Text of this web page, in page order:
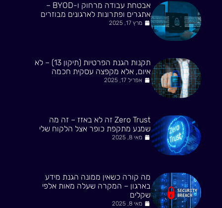
אבטחת עבודה מרחוק ו-BYOD –
אתגרים ופתרונות לארגונים מבוזרים
מרץ 17, 2025
תקנות הגנת הפרטיות (תיקון 13) – לא
איום, אלא מקפצה עסקית חכמה
אפריל 17, 2025
Zero Trust זה לא באזז – זה מה
שמנע מתקפת כופר אצל הלקוח שלי
מאי 8, 2025
מה קורה כשאין ממונה הגנת מידע
בארגון – המקרה שעלה מאות אלפי
שקלים
מאי 8, 2025